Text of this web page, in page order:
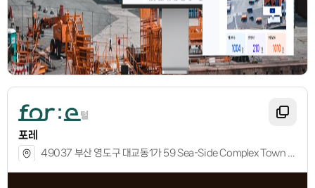
포레
49037 부산 영도구 대교동1가 59 Sea-Side Complex Town 2층